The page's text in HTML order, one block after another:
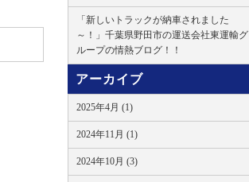
「新しいトラックが納車されました
～！」千葉県野田市の運送会社東運輸グ
ループの情熱ブログ！！
アーカイブ
2025年4月 (1)
2024年11月 (1)
2024年10月 (3)